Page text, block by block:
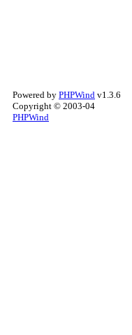
Powered by PHPWind v1.3.6
Copyright © 2003-04
PHPWind